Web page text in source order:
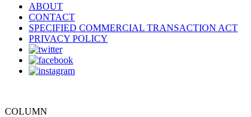
ABOUT
CONTACT
SPECIFIED COMMERCIAL TRANSACTION ACT
PRIVACY POLICY
COLUMN